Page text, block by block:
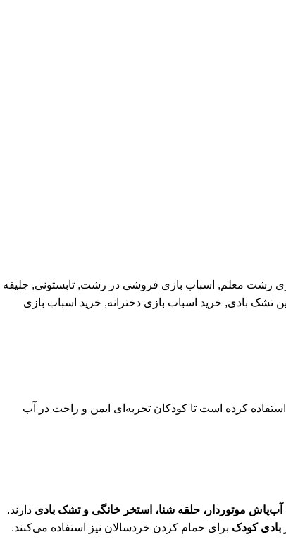
رشت معلم, اسباب بازی فروشی در رشت, تابستونی, جلیقه
تشک بادی, خرید اسباب بازی دخترانه, خرید اسباب بازی
استفاده کرده است تا کودکان تجربه‌ای ایمن و راحت در آب
موتوردار، حلقه شنا، استخر خانگی و تشک بادی دارند.
بادی کودک برای حمام کردن خردسالان نیز استفاده می‌کنند.